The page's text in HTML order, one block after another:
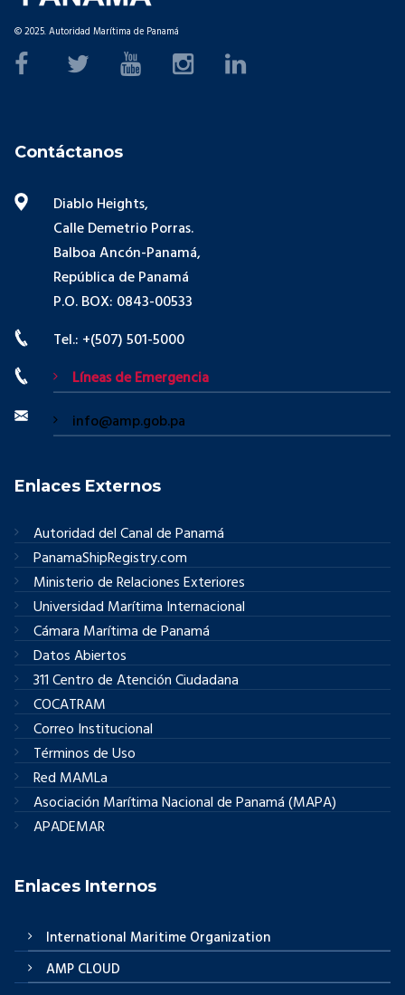
© 2025. Autoridad Marítima de Panamá
Contáctanos
Diablo Heights,
Calle Demetrio Porras.
Balboa Ancón-Panamá,
República de Panamá
P.O. BOX: 0843-00533
Tel.: +(507) 501-5000
Líneas de Emergencia
info@amp.gob.pa
Enlaces Externos
Autoridad del Canal de Panamá
PanamaShipRegistry.com
Ministerio de Relaciones Exteriores
Universidad Marítima Internacional
Cámara Marítima de Panamá
Datos Abiertos
311 Centro de Atención Ciudadana
COCATRAM
Correo Institucional
Términos de Uso
Red MAMLa
Asociación Marítima Nacional de Panamá (MAPA)
APADEMAR
Enlaces Internos
International Maritime Organization
AMP CLOUD